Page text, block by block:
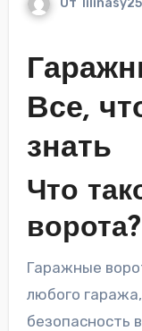
Все,
знать
Что
ворота?
Гаражные ворота — это важный элемент
любого
безопасность